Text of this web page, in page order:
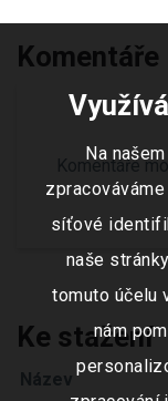
Komentáře
Komentáře
Ke stažení
Název
Na
síťové
naše
tomuto účelu
nám